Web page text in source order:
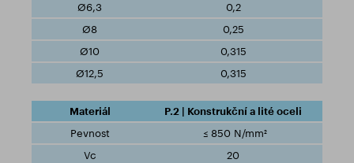
0,2
0,25
0,315
0,315
P.2 | Konstrukční a lité oceli
≤ 850 N/mm²
20